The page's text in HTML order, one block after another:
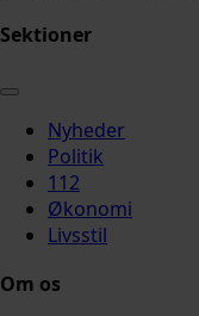
Sektioner
Nyheder
Politik
112
Økonomi
Livsstil
Om os